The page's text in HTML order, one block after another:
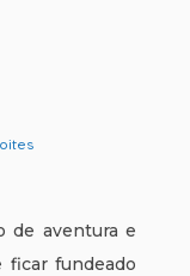
de aventura e
ficar fundeado